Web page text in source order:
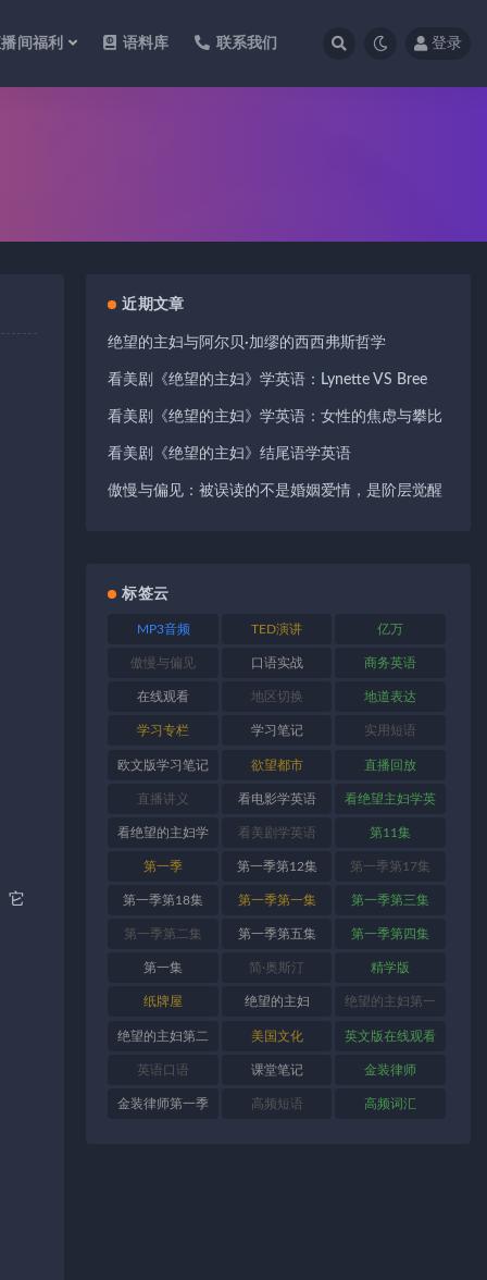
间福利 语料库 联系我们 登录
它
近期文章
绝望的主妇与阿尔贝·加缪的西西弗斯哲学
看美剧《绝望的主妇》学英语：Lynette VS Bree
看美剧《绝望的主妇》学英语：女性的焦虑与攀比
看美剧《绝望的主妇》结尾语学英语
傲慢与偏见：被误读的不是婚姻爱情，是阶层觉醒
标签云
MP3音频 TED演讲 亿万
傲慢与偏见 口语实战 商务英语
在线观看 地区切换 地道表达
学习专栏 学习笔记 实用短语
欧文版学习笔记 欲望都市 直播回放
直播讲义 看电影学英语 看绝望主妇学英
语
看绝望的主妇学
英语
看美剧学英语 第11集
第一季 第一季第12集 第一季第17集
第一季第18集 第一季第一集 第一季第三集
第一季第二集 第一季第五集 第一季第四集
第一集 简·奥斯汀 精学版
纸牌屋 绝望的主妇 绝望的主妇第一
季
绝望的主妇第二
季
美国文化 英文版在线观看
英语口语 课堂笔记 金装律师
金装律师第一季 高频短语 高频词汇